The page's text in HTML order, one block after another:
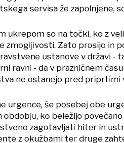
servisa že zapolnjene,
ukrepom so na točki, ko z
zmogljivosti. Zato prosijo in
ustanove v državi -
ravni - da v prazničnem
ne ostanejo pred priprtimi
urgence, še posebej obe
ko beležijo
zagotavljati hiter in
z okužbami ter druge